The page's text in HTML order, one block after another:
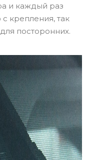
и каждый раз
крепления, так
посторонних.